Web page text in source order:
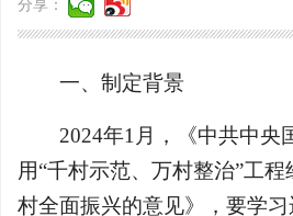
分享：
一、制定背景
2024年1月，《中共中央
用“千村示范、万村整治”工
村全面振兴的意见》，要学习